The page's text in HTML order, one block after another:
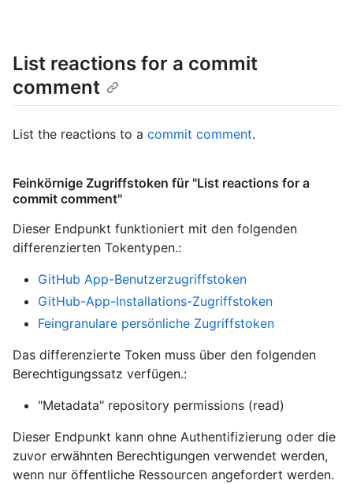
List reactions for a commit
comment
List the reactions to a commit comment.
Feinkörnige Zugriffstoken für "List reactions for a
commit comment"
Dieser Endpunkt funktioniert mit den folgenden
differenzierten Tokentypen.:
GitHub App-Benutzerzugriffstoken
GitHub-App-Installations-Zugriffstoken
Feingranulare persönliche Zugriffstoken
Das differenzierte Token muss über den folgenden
Berechtigungssatz verfügen.:
"Metadata" repository permissions (read)
Dieser Endpunkt kann ohne Authentifizierung oder die
zuvor erwähnten Berechtigungen verwendet werden,
wenn nur öffentliche Ressourcen angefordert werden.